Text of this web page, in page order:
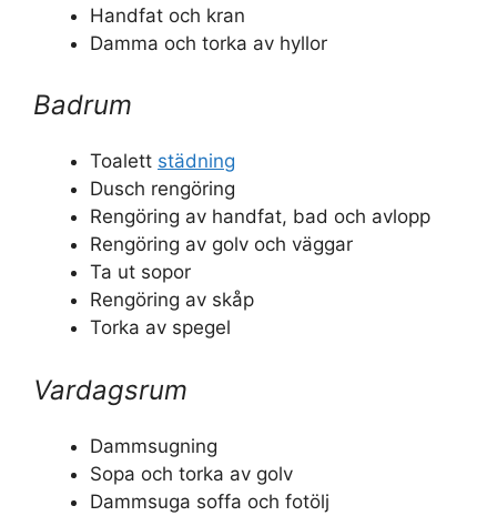
Handfat och kran
Damma och torka av hyllor
Badrum
Toalett städning
Dusch rengöring
Rengöring av handfat, bad och avlopp
Rengöring av golv och väggar
Ta ut sopor
Rengöring av skåp
Torka av spegel
Vardagsrum
Dammsugning
Sopa och torka av golv
Dammsuga soffa och fotölj